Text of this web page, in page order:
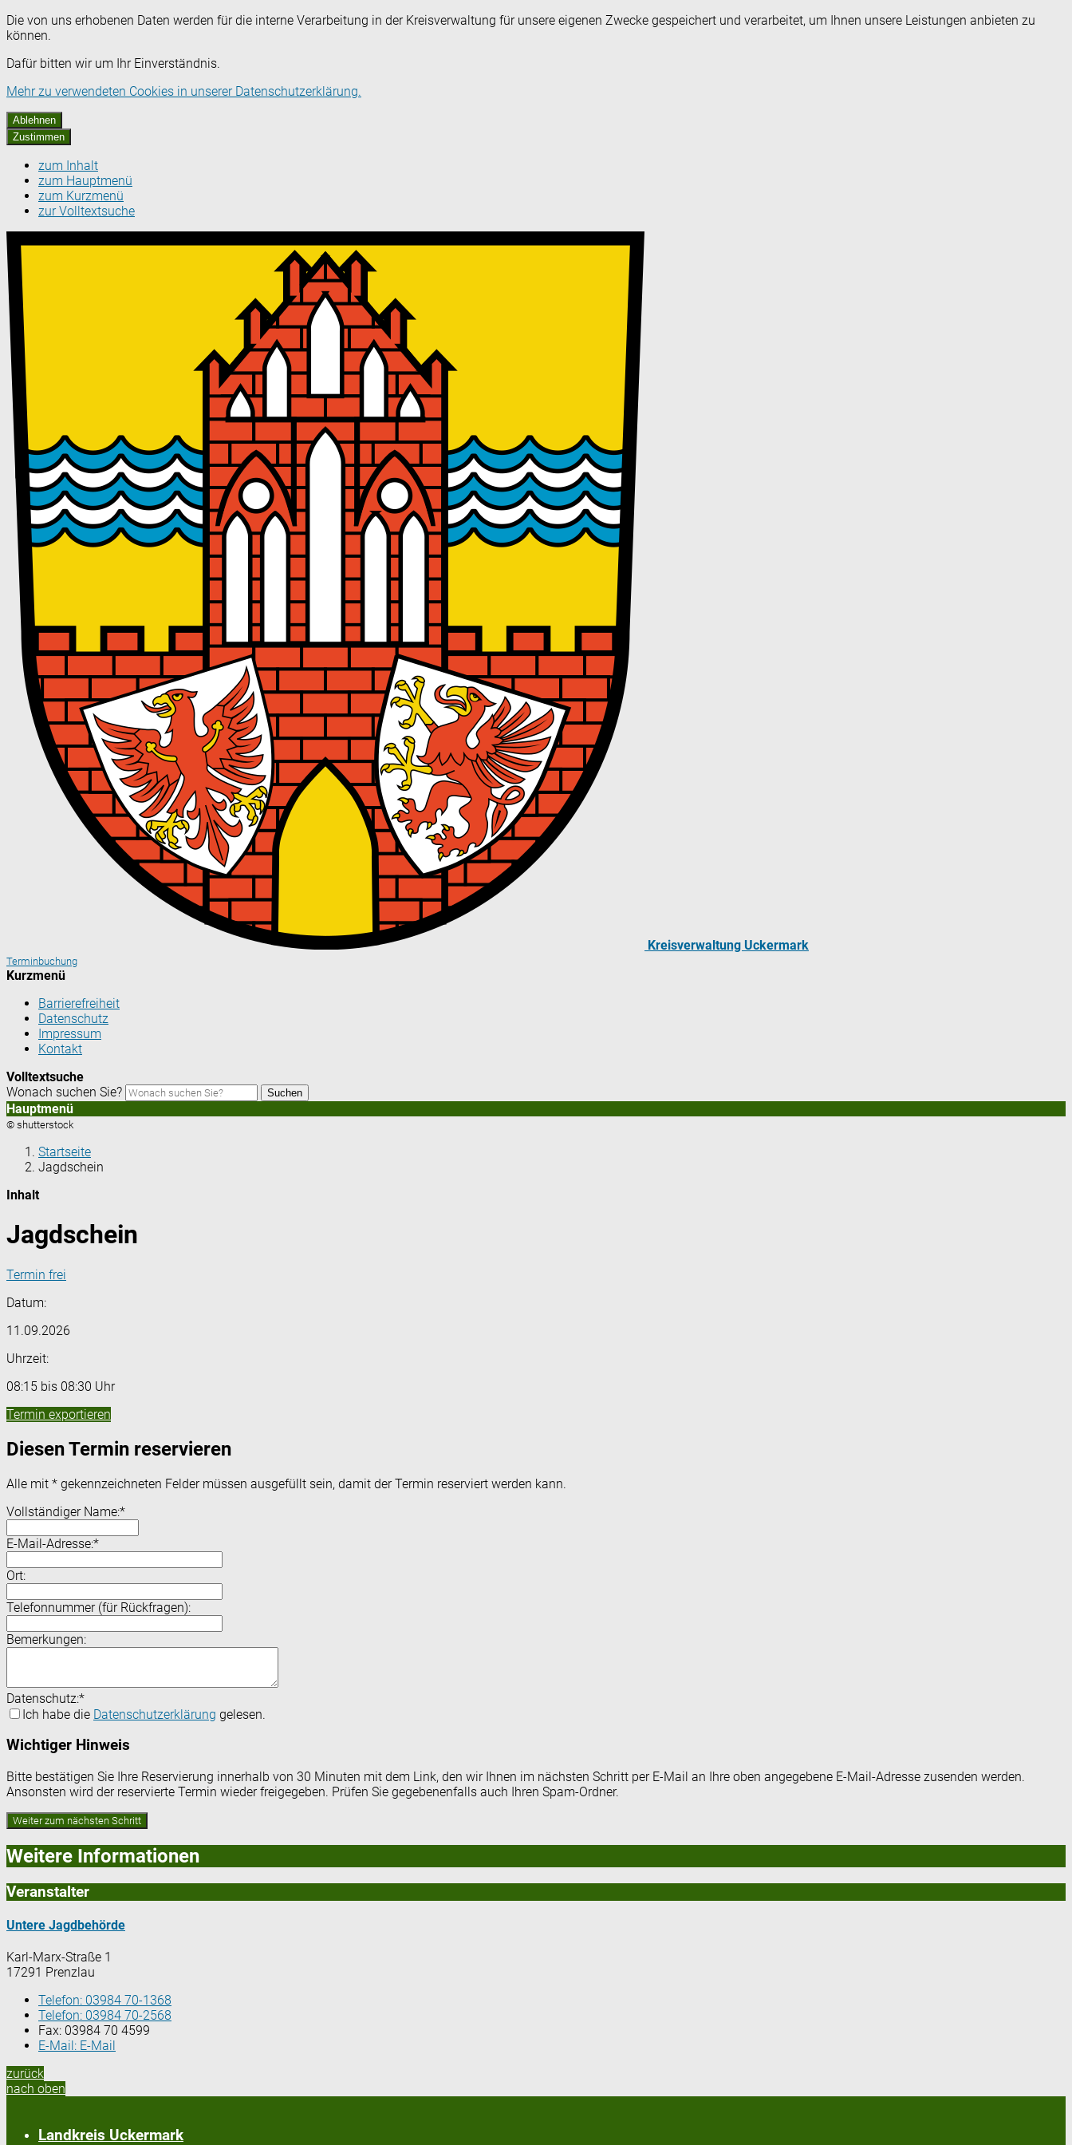
Die von uns erhobenen Daten werden für die interne Verarbeitung in der Kreisverwaltung für unsere eigenen Zwecke gespeichert und verarbeitet, um Ihnen unsere Leistungen anbieten zu
können.
Dafür bitten wir um Ihr Einverständnis.
Mehr zu verwendeten Cookies in unserer Datenschutzerklärung.
Ablehnen
Zustimmen
zum Inhalt
zum Hauptmenü
zum Kurzmenü
zur Volltextsuche
Kreisverwaltung Uckermark
Terminbuchung
Kurzmenü
Barrierefreiheit
Datenschutz
Impressum
Kontakt
Volltextsuche
Wonach suchen Sie?
Suchen
Hauptmenü
© shutterstock
Startseite
Jagdschein
Inhalt
Jagdschein
Termin frei
Datum:
11.09.2026
Uhrzeit:
08:15 bis 08:30 Uhr
Termin exportieren
Diesen Termin reservieren
Alle mit * gekennzeichneten Felder müssen ausgefüllt sein, damit der Termin reserviert werden kann.
Vollständiger Name:*
E-Mail-Adresse:*
Ort:
Telefonnummer (für Rückfragen):
Bemerkungen:
Datenschutz:*
Ich habe die Datenschutzerklärung gelesen.
Wichtiger Hinweis
Bitte bestätigen Sie Ihre Reservierung innerhalb von 30 Minuten mit dem Link, den wir Ihnen im nächsten Schritt per E-Mail an Ihre oben angegebene E-Mail-Adresse zusenden werden.
Ansonsten wird der reservierte Termin wieder freigegeben. Prüfen Sie gegebenenfalls auch Ihren Spam-Ordner.
Weitere Informationen
Veranstalter
Untere Jagdbehörde
Karl-Marx-Straße 1
17291 Prenzlau
Telefon: 03984 70-1368
Telefon: 03984 70-2568
Fax: 03984 70 4599
E-Mail: E-Mail
zurück
nach oben
Landkreis Uckermark